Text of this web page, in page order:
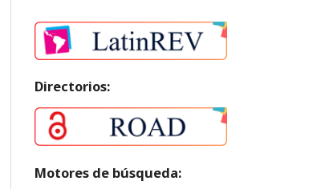
Directorios:
Motores de búsqueda: